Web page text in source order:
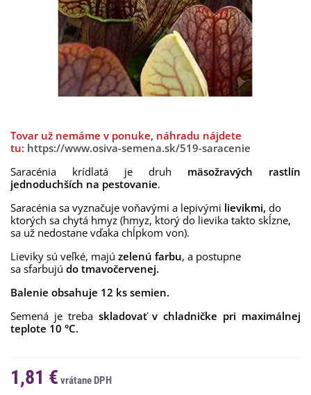
Tovar už nemáme v ponuke, náhradu nájdete
tu: https://www.osiva-semena.sk/519-saracenie
Saracénia krídlatá je druh mäsožravých rastlín
jednoduchších na pestovanie.
Saracénia sa vyznačuje voňavými a lepivými lievikmi, do
ktorých sa chytá hmyz (hmyz, ktorý do lievika takto skĺzne,
sa už nedostane vďaka chĺpkom von).
Lieviky sú veľké, majú zelenú farbu, a postupne
sa sfarbujú do tmavočervenej.
Balenie obsahuje 12 ks semien.
Semená je treba skladovať v chladničke pri maximálnej
teplote 10 °C.
1,81 €